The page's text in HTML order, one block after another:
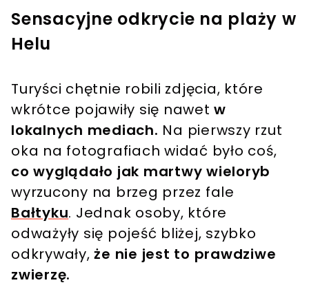
Sensacyjne odkrycie na plaży w
Helu
Turyści chętnie robili zdjęcia, które
wkrótce pojawiły się nawet w
lokalnych mediach. Na pierwszy rzut
oka na fotografiach widać było coś,
co wyglądało jak martwy wieloryb
wyrzucony na brzeg przez fale
Bałtyku. Jednak osoby, które
odważyły się pojeść bliżej, szybko
odkrywały,że nie jest to prawdziwe
zwierzę.